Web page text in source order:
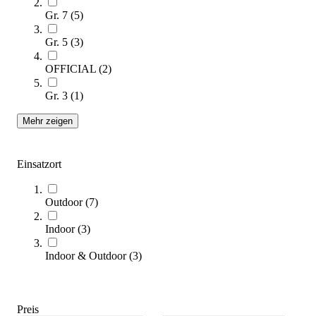
Gr. 7 (5)
Gr. 5 (3)
OFFICIAL (2)
Gr. 3 (1)
Mehr zeigen
Einsatzort
Outdoor(7)
Indoor(3)
Indoor & Outdoor(3)
Preis
72,80 €
Zum Produkt
Varianten zur Auswahl
Sofort lieferbar
Wilson® Basketball Reaction
ab
20,95 €
Sofort lieferbar